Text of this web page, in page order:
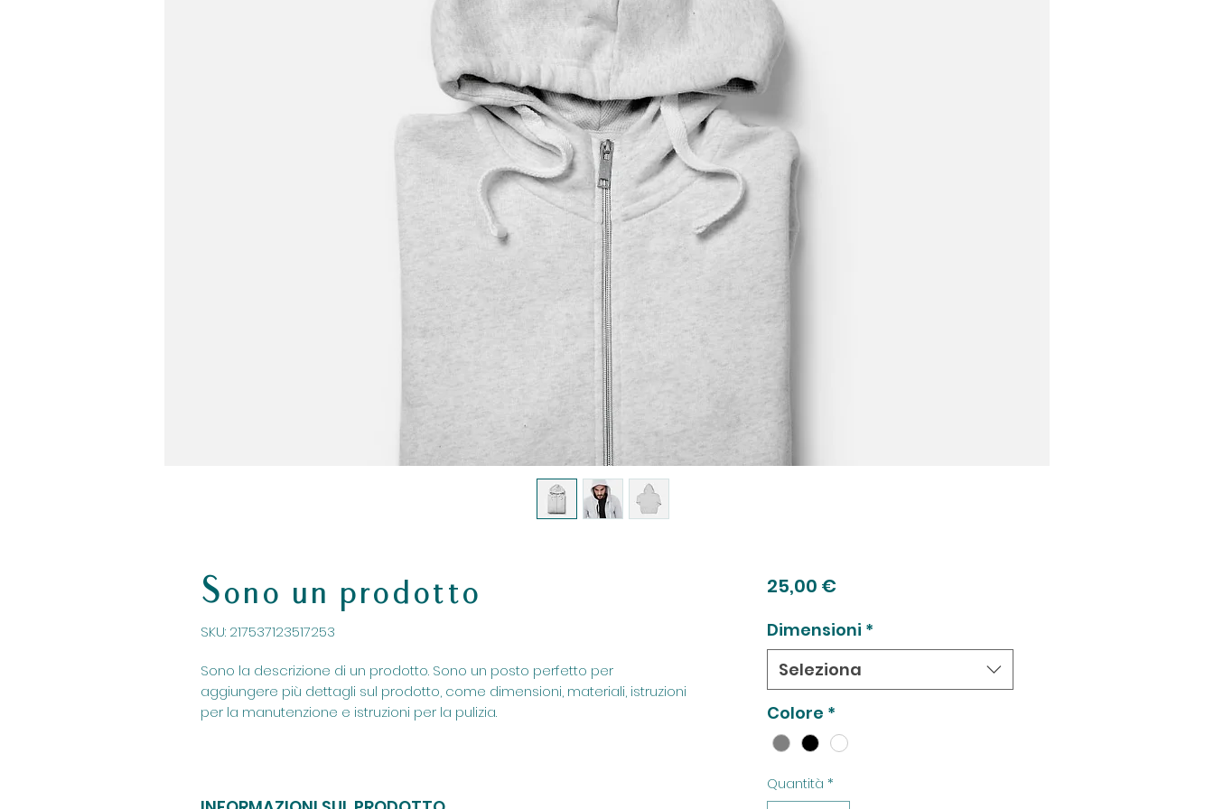
Sono un prodotto
SKU: 217537123517253
Sono la descrizione di un prodotto. Sono un posto perfetto per
aggiungere più dettagli sul prodotto, come dimensioni, materiali, istruzioni
per la manutenzione e istruzioni per la pulizia.
25,00 €Prezzo
Dimensioni *
Seleziona
Colore *
Quantità *